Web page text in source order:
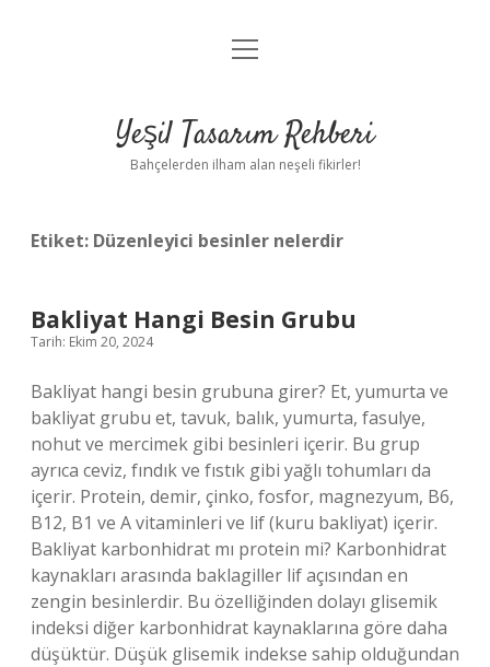
Anasayfa
Yasal Uyarı
menüyü
Yeşil Tasarım Rehberi
Bahçelerden ilham alan neşeli fikirler!
Etiket: Düzenleyici besinler nelerdir
Bakliyat Hangi Besin Grubu
Tarih: Ekim 20, 2024
Bakliyat hangi besin grubuna girer? Et, yumurta ve
bakliyat grubu et, tavuk, balık, yumurta, fasulye,
nohut ve mercimek gibi besinleri içerir. Bu grup
ayrıca ceviz, fındık ve fıstık gibi yağlı tohumları da
içerir. Protein, demir, çinko, fosfor, magnezyum, B6,
B12, B1 ve A vitaminleri ve lif (kuru bakliyat) içerir.
Bakliyat karbonhidrat mı protein mi? Karbonhidrat
kaynakları arasında baklagiller lif açısından en
zengin besinlerdir. Bu özelliğinden dolayı glisemik
indeksi diğer karbonhidrat kaynaklarına göre daha
düşüktür. Düşük glisemik indekse sahip olduğundan